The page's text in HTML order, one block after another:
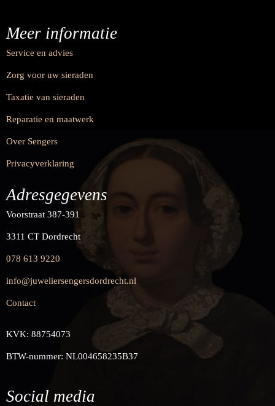
Meer informatie
Service en advies
Zorg voor uw sieraden
Taxatie van sieraden
Reparatie en maatwerk
Over Sengers
Privacyverklaring
Adresgegevens
Voorstraat 387-391
3311 CT Dordrecht
078 613 9220
info@juweliersengersdordrecht.nl
Contact
KVK: 88754073
BTW-nummer: NL004658235B37
Social media